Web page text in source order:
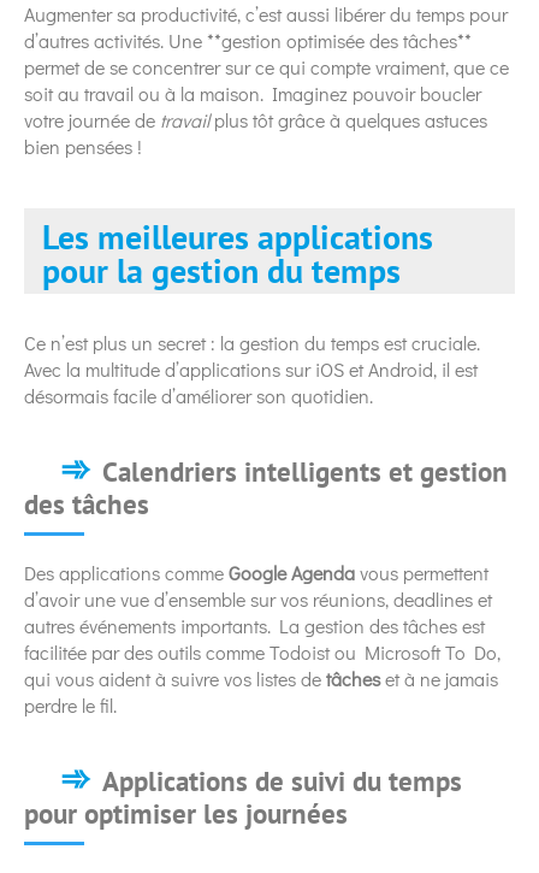
Augmenter sa productivité, c’est aussi libérer du temps pour
d’autres activités. Une **gestion optimisée des tâches**
permet de se concentrer sur ce qui compte vraiment, que ce
soit au travail ou à la maison. Imaginez pouvoir boucler
votre journée de travailplus tôt grâce à quelques astuces
bien pensées !
Les meilleures applications
pour la gestion du temps
Ce n’est plus un secret : la gestion du temps est cruciale.
Avec la multitude d’applications sur iOS et Android, il est
désormais facile d’améliorer son quotidien.
Calendriers intelligents et gestion
des tâches
Des applications commeGoogle Agendavous permettent
d’avoir une vue d’ensemble sur vos réunions, deadlines et
autres événements importants. La gestion des tâches est
facilitée par des outils comme Todoist ou Microsoft To Do,
qui vous aident à suivre vos listes detâcheset à ne jamais
perdre le fil.
Applications de suivi du temps
pour optimiser les journées